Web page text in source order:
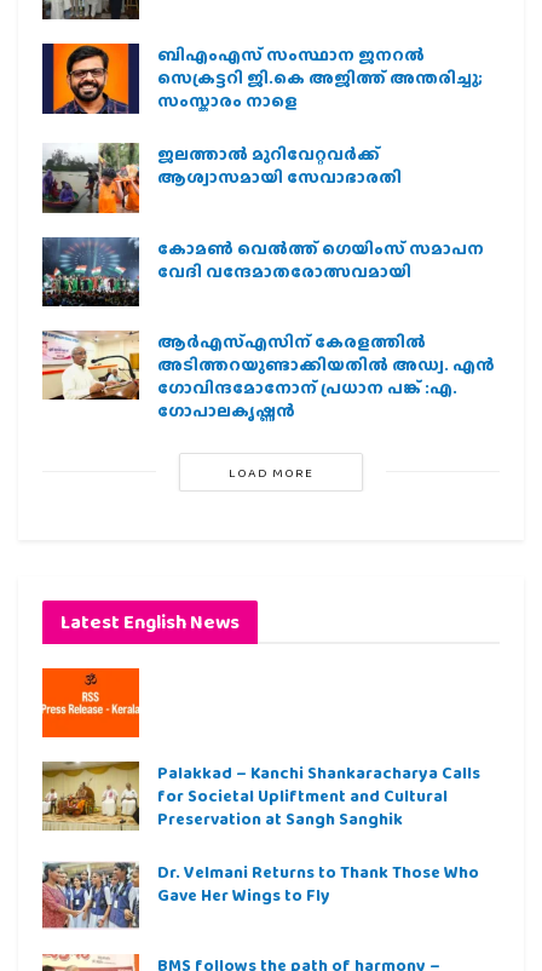
ബിഎംഎസ് സംസ്ഥാന ജനറൽ
സെക്രട്ടറി ജി.കെ അജിത്ത് അന്തരിച്ചു;
സംസ്കാരം നാളെ
ജലത്താല്‍ മുറിവേറ്റവര്‍ക്ക്
ആശ്വാസമായി സേവാഭാരതി
കോമൺ വെൽത്ത് ഗെയിംസ് സമാപന
വേദി വന്ദേമാതരോത്സവമായി
ആര്‍എസ്എസിന് കേരളത്തില്‍
അടിത്തറയുണ്ടാക്കിയതില്‍ അഡ്വ. എന്‍
ഗോവിന്ദമോനോന് പ്രധാന പങ്ക് :എ.
ഗോപാലകൃഷ്ണന്‍
LOAD MORE
Latest English News
Palakkad – Kanchi Shankaracharya Calls
for Societal Upliftment and Cultural
Preservation at Sangh Sanghik
Dr. Velmani Returns to Thank Those Who
Gave Her Wings to Fly
BMS follows the path of harmony –